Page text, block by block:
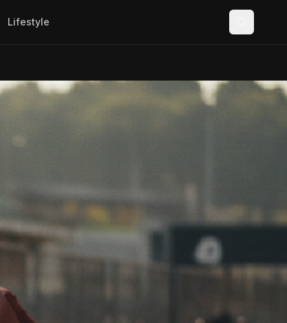
Lifestyle